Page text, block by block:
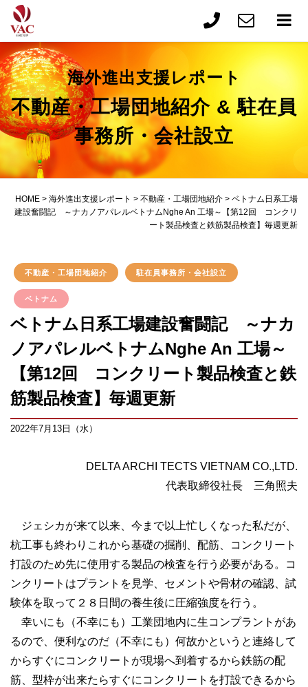
海外進出支援レポート
不動産・工場団地紹介 & 駐在員
事務所・会社設立
HOME > 海外進出支援レポート > 不動産・工場団地紹介 > ベトナム日系工場
建設奮闘記 ～ナカノアパレルベトナムNghe An 工場～【第12回 コンクリ
ート製品検査と鉄筋製品検査】毎週更新
不動産・工場団地紹介 駐在員事務所・会社設立
ベトナム
ベトナム日系工場建設奮闘記 ～ナカ
ノアパレルベトナムNghe An 工場～
【第12回 コンクリート製品検査と鉄
筋製品検査】毎週更新
2022年7月13日（水）
DELTA ARCHI TECTS VIETNAM CO.,LTD.
代表取締役社長 三角照夫
ジェシカが来て以来、今まで以上忙しくなった私だが、
杭工事も終わりこれから基礎の掘削、配筋、コンクリート
打設のため先に使用する製品の検査を行う必要がある。コ
ンクリートはプラントを見学、セメントや骨材の確認、試
験体を取って２８日間の養生後に圧縮強度を行う。
幸いにも（不幸にも）工業団地内に生コンプラントがあ
るので、便利なのだ（不幸にも）何故かというと連絡して
からすぐにコンクリートが現場へ到着するから鉄筋の配
筋、型枠が出来たらすぐにコンクリートを打設できるから